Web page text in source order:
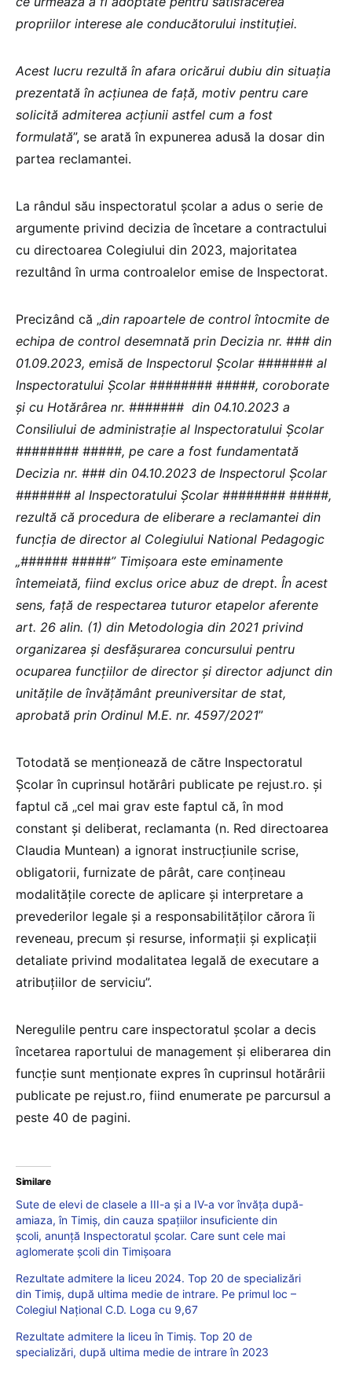
propriilor interese ale conducătorului instituției.
Acest lucru rezultă în afara oricărui dubiu din situația
prezentată în acțiunea de față, motiv pentru care
solicită admiterea acțiunii astfel cum a fost
formulată”, se arată în expunerea adusă la dosar din
partea reclamantei.
La rândul său inspectoratul școlar a adus o serie de
argumente privind decizia de încetare a contractului
cu directoarea Colegiului din 2023, majoritatea
rezultând în urma controalelor emise de Inspectorat.
Precizând că „din rapoartele de control întocmite de
echipa de control desemnată prin Decizia nr. ### din
01.09.2023, emisă de Inspectorul Școlar ####### al
Inspectoratului Școlar ######## #####, coroborate
și cu Hotărârea nr. ####### din 04.10.2023 a
Consiliului de administrație al Inspectoratului Școlar
######## #####, pe care a fost fundamentată
Decizia nr. ### din 04.10.2023 de Inspectorul Școlar
####### al Inspectoratului Școlar ######## #####,
rezultă că procedura de eliberare a reclamantei din
funcția de director al Colegiului National Pedagogic
„###### #####” Timișoara este eminamente
întemeiată, fiind exclus orice abuz de drept. În acest
sens, față de respectarea tuturor etapelor aferente
art. 26 alin. (1) din Metodologia din 2021 privind
organizarea și desfășurarea concursului pentru
ocuparea funcțiilor de director și director adjunct din
unitățile de învățământ preuniversitar de stat,
aprobată prin Ordinul M.E. nr. 4597/2021”
Totodată se menționează de către Inspectoratul
Școlar în cuprinsul hotărâri publicate pe rejust.ro. și
faptul că „cel mai grav este faptul că, în mod
constant și deliberat, reclamanta (n. Red directoarea
Claudia Muntean) a ignorat instrucțiunile scrise,
obligatorii, furnizate de pârât, care conțineau
modalitățile corecte de aplicare și interpretare a
prevederilor legale și a responsabilităților cărora îi
reveneau, precum și resurse, informații și explicații
detaliate privind modalitatea legală de executare a
atribuțiilor de serviciu”.
Neregulile pentru care inspectoratul școlar a decis
încetarea raportului de management și eliberarea din
funcție sunt menționate expres în cuprinsul hotărârii
publicate pe rejust.ro, fiind enumerate pe parcursul a
peste 40 de pagini.
Similare
Sute de elevi de clasele a III-a și a IV-a vor învăța după-
amiaza, în Timiș, din cauza spațiilor insuficiente din
școli, anunță Inspectoratul școlar. Care sunt cele mai
aglomerate școli din Timișoara
Rezultate admitere la liceu 2024. Top 20 de specializări
din Timiș, după ultima medie de intrare. Pe primul loc –
Colegiul Național C.D. Loga cu 9,67
Rezultate admitere la liceu în Timiș. Top 20 de
specializări, după ultima medie de intrare în 2023